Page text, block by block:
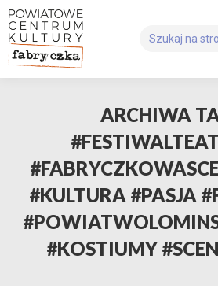
Szukaj:
ARCHIWA
#KULTURA #PASJA
#KOSTIUMY